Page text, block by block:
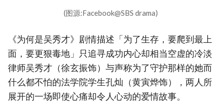
(图源:Facebook@SBS drama)
《为何是吴秀才》剧情描述「为了生存，要爬到最上
面，要更狠毒地」只追寻成功内心却相当空虚的冷淡
律师吴秀才（徐玄振饰）与声称为了守护那样的她而
什么都不怕的法学院学生孔灿（黄寅烨饰），两人所
展开的一场即使心痛却令人心动的爱情故事。